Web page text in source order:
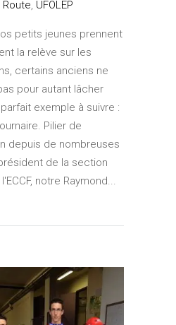
Route, UFOLEP
petits jeunes prennent
la relève sur les
certains anciens ne
pour autant lâcher
exemple à suivre :
Pilier de
depuis de nombreuses
de la section
notre Raymond...